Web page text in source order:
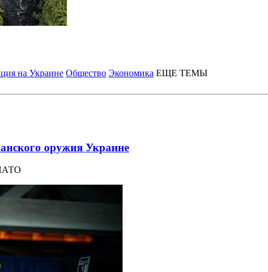
на Украине Общество Экономика ЕЩЕ ТЕМЫ
оружия Украине